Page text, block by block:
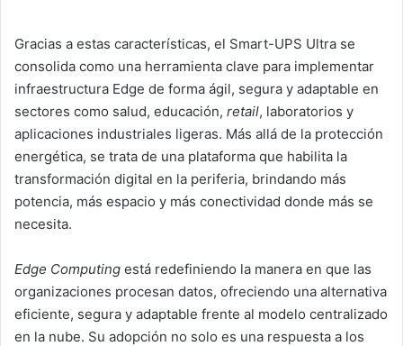
Gracias a estas características, el Smart-UPS Ultra se
consolida como una herramienta clave para implementar
infraestructura Edge de forma ágil, segura y adaptable en
sectores como salud, educación, retail, laboratorios y
aplicaciones industriales ligeras. Más allá de la protección
energética, se trata de una plataforma que habilita la
transformación digital en la periferia, brindando más
potencia, más espacio y más conectividad donde más se
necesita.
Edge Computing está redefiniendo la manera en que las
organizaciones procesan datos, ofreciendo una alternativa
eficiente, segura y adaptable frente al modelo centralizado
en la nube. Su adopción no solo es una respuesta a los